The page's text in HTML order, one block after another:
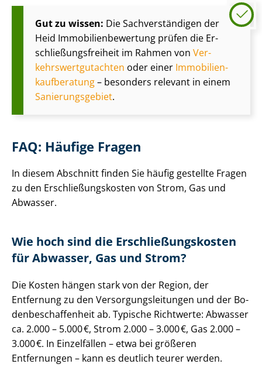
Gut zu wissen: Die Sach­ver­stän­di­gen der
Heid Im­mo­bi­li­en­be­wer­tung prüfen die Er­
schlie­ßungs­frei­heit im Rahmen von Ver­
kehrs­wert­gut­ach­ten oder einer Im­mo­bi­li­en­
kauf­be­ra­tung– besonders relevant in einem
Sa­nie­rungs­ge­biet.
FAQ: Häufige Fragen
In diesem Abschnitt finden Sie häufig gestellte Fragen
zu den Er­schlie­ßungs­kos­ten von Strom, Gas und
Abwasser.
Wie hoch sind die Er­schlie­ßungs­kos­ten
für Abwasser, Gas und Strom?
Die Kosten hängen stark von der Region, der
Entfernung zu den Ver­sor­gungs­lei­tun­gen und der Bo­
den­be­schaf­fen­heit ab. Typische Richtwerte: Abwasser
ca. 2.000 – 5.000 €, Strom 2.000 – 3.000 €, Gas 2.000 –
3.000 €. In Einzelfällen – etwa bei größeren
Entfernungen – kann es deutlich teurer werden.